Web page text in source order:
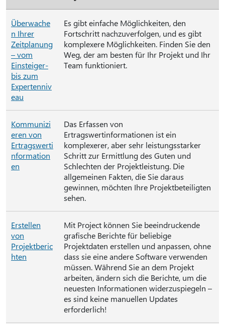
Überwache
n Ihrer
Zeitplanung
– vom
Einsteiger-
bis zum
Expertenniv
eau
Es gibt einfache Möglichkeiten, den
Fortschritt nachzuverfolgen, und es gibt
komplexere Möglichkeiten. Finden Sie den
Weg, der am besten für Ihr Projekt und Ihr
Team funktioniert.
Kommunizi
eren von
Ertragswerti
nformation
en
Das Erfassen von
Ertragswertinformationen ist ein
komplexerer, aber sehr leistungsstarker
Schritt zur Ermittlung des Guten und
Schlechten der Projektleistung. Die
allgemeinen Fakten, die Sie daraus
gewinnen, möchten Ihre Projektbeteiligten
sehen.
Erstellen
von
Projektberic
hten
Mit Project können Sie beeindruckende
grafische Berichte für beliebige
Projektdaten erstellen und anpassen, ohne
dass sie eine andere Software verwenden
müssen. Während Sie an dem Projekt
arbeiten, ändern sich die Berichte, um die
neuesten Informationen widerzuspiegeln –
es sind keine manuellen Updates
erforderlich!